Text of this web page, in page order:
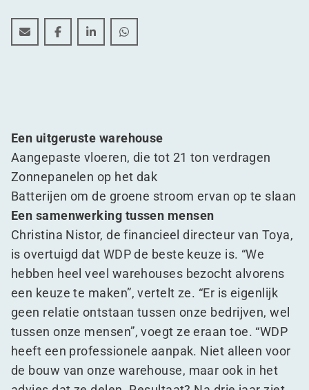
Een nieuwe thuis voor gereedschapsproducent Toya
Een nieuwe thuis voor gereedschapsproducent
Een nieuwe thuis voor
Een nieuwe thuis voor
Een uitgeruste warehouse
Aangepaste vloeren, die tot 21 ton verdragen
Zonnepanelen op het dak
Batterijen om de groene stroom ervan op te slaan
Een samenwerking tussen mensen
Christina Nistor, de financieel directeur van Toya,
is overtuigd dat WDP de beste keuze is. “We
hebben heel veel warehouses bezocht alvorens
een keuze te maken”, vertelt ze. “Er is eigenlijk
geen relatie ontstaan tussen onze bedrijven, wel
tussen onze mensen”, voegt ze eraan toe. “WDP
heeft een professionele aanpak. Niet alleen voor
de bouw van onze warehouse, maar ook in het